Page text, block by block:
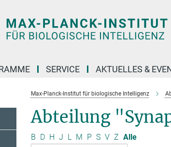
SERVICE AKTUELLES &
Max-Planck-Institut für biologische Intelligenz
Abteilung
B D H J L M P S V Z Alle